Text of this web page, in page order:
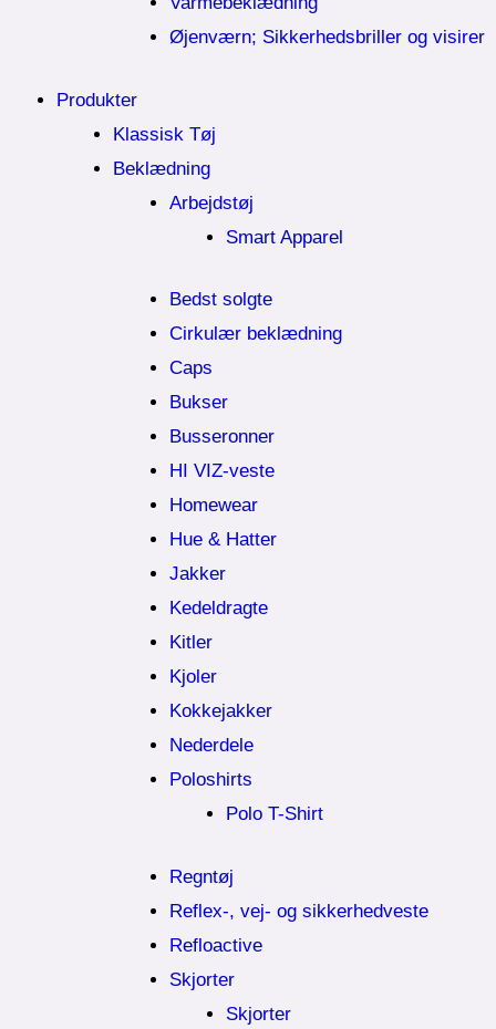
Øjenværn; Sikkerhedsbriller og visirer
Produkter
Klassisk Tøj
Beklædning
Arbejdstøj
Smart Apparel
Bedst solgte
Cirkulær beklædning
Caps
Bukser
Busseronner
HI VIZ-veste
Homewear
Hue & Hatter
Jakker
Kedeldragte
Kitler
Kjoler
Kokkejakker
Nederdele
Poloshirts
Polo T-Shirt
Regntøj
Reflex-, vej- og sikkerhedveste
Refloactive
Skjorter
Skjorter